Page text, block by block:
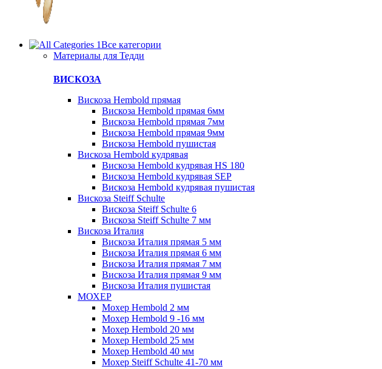
Все категории
Материалы для Тедди
ВИСКОЗА
Вискоза Hembold прямая
Вискоза Hembold прямая 6мм
Вискоза Hembold прямая 7мм
Вискоза Hembold прямая 9мм
Вискоза Hembold пушистая
Вискоза Hembold кудрявая
Вискоза Hembold кудрявая HS 180
Вискоза Hembold кудрявая SEP
Вискоза Hembold кудрявая пушистая
Вискоза Steiff Schulte
Вискоза Steiff Schulte 6
Вискоза Steiff Schulte 7 мм
Вискоза Италия
Вискоза Италия прямая 5 мм
Вискоза Италия прямая 6 мм
Вискоза Италия прямая 7 мм
Вискоза Италия прямая 9 мм
Вискоза Италия пушистая
МОХЕР
Мохер Hembold 2 мм
Мохер Hembold 9 -16 мм
Мохер Hembold 20 мм
Мохер Hembold 25 мм
Мохер Hembold 40 мм
Мохер Steiff Schulte 41-70 мм